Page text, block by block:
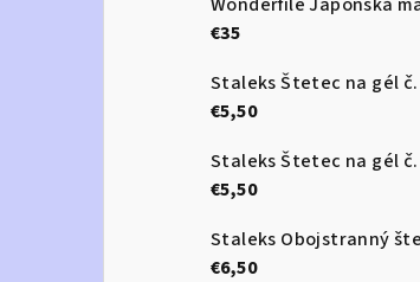
€35
Staleks Štetec na gél č.
€5,50
Staleks Štetec na gél č.
€5,50
€6,50